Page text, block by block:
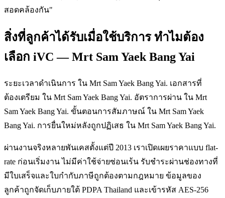
สอดคล้องกัน"
สิ่งที่ลูกค้าได้รับเมื่อใช้บริการ ทำไมต้อง
เลือก iVC — Mrt Sam Yaek Bang Yai
ระยะเวลาดำเนินการ ใน Mrt Sam Yaek Bang Yai. เอกสารที่
ต้องเตรียม ใน Mrt Sam Yaek Bang Yai. อัตราการผ่าน ใน Mrt
Sam Yaek Bang Yai. ขั้นตอนการสัมภาษณ์ ใน Mrt Sam Yaek
Bang Yai. การยื่นใหม่หลังถูกปฏิเสธ ใน Mrt Sam Yaek Bang Yai.
ผ่านงานจริงหลายพันเคสตั้งแต่ปี 2013 เราเปิดเผยราคาแบบ flat-
rate ก่อนเริ่มงาน ไม่มีค่าใช้จ่ายซ่อนเร้น รับชำระผ่านช่องทางที่
มีใบเสร็จและใบกำกับภาษีถูกต้องตามกฎหมาย ข้อมูลของ
ลูกค้าถูกจัดเก็บภายใต้ PDPA Thailand และเข้ารหัส AES-256